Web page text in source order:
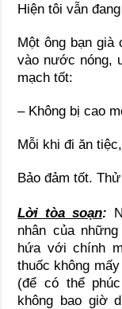
Hiện tôi vẫn
Một ông bạn già
vào nước nóng,
mạch tốt:
– Không bị cao
Mỗi khi đi ăn
Bảo đảm tốt.
Lời tòa soạn:
nhân của
hứa với chính
thuốc không
(để có thể
không bao giờ